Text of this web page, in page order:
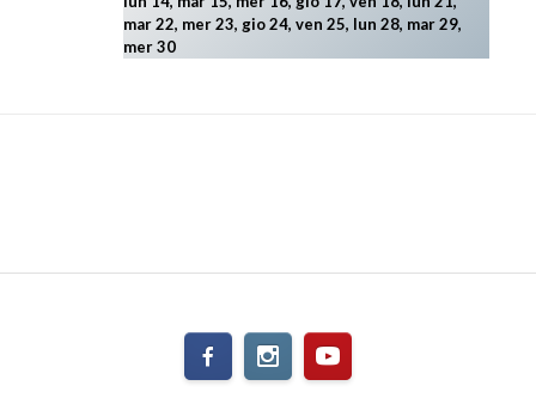
mar 22, mer 23, gio 24, ven 25, lun 28, mar 29,
mer 30